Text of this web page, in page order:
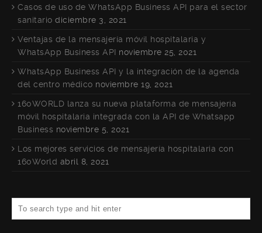
Casos de uso de WhatsApp Business API para el sector
sanitario diciembre 3, 2021
Ventajas de la mensajería móvil hospitalaria y
WhatsApp Business API noviembre 25, 2021
WhatsApp Business API y la integración de la agenda
del centro médico noviembre 19, 2021
160WORLD lanza su nueva plataforma de mensajería
móvil hospitalaria integrada con la API de Whatsapp
Business noviembre 5, 2021
Los mejores servicios de mensajería hospitalaria con
160World abril 8, 2021